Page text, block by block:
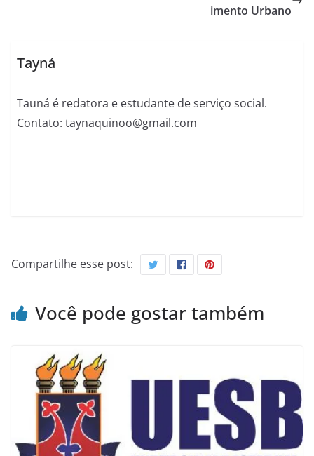
imento Urbano
Tayná
Tauná é redatora e estudante de serviço social.
Contato: taynaquinoo@gmail.com
Compartilhe esse post:
Você pode gostar também